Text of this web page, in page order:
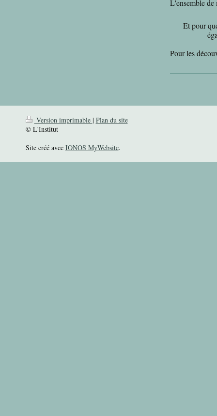
L'ensemble de
Et pour
Pour les
Version imprimable | Plan du site
© L'Institut
Site créé avec IONOS MyWebsite.